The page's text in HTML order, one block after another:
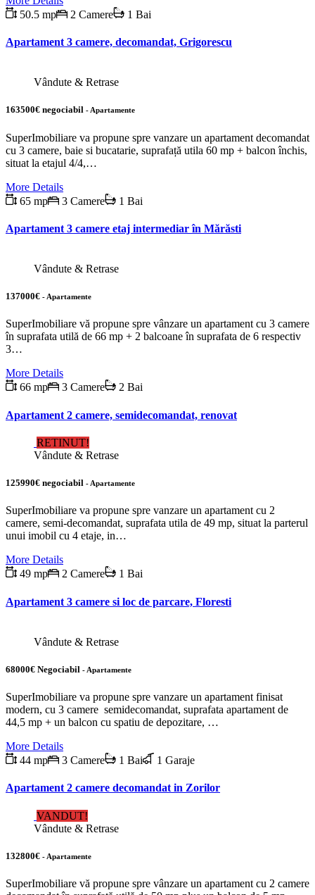
50.5 mp
2 Camere 1 Bai
Apartament 3 camere, decomandat, Grigorescu
Vândute & Retrase
163500€ negociabil - Apartamente
SuperImobiliare va propune spre vanzare un apartament decomandat
cu 3 camere, baie si bucatarie, suprafață utila 60 mp + balcon închis,
situat la etajul 4/4,…
More Details
65 mp
3 Camere 1 Bai
Apartament 3 camere etaj intermediar în Mărăsti
Vândute & Retrase
137000€ - Apartamente
SuperImobiliare vă propune spre vânzare un apartament cu 3 camere
în suprafata utilă de 66 mp + 2 balcoane în suprafata de 6 respectiv
3…
More Details
66 mp
3 Camere 2 Bai
Apartament 2 camere, semidecomandat, renovat
RETINUT!
Vândute & Retrase
125990€ negociabil - Apartamente
SuperImobiliare va propune spre vanzare un apartament cu 2
camere, semi-decomandat, suprafata utila de 49 mp, situat la parterul
unui imobil cu 4 etaje, in…
More Details
49 mp
2 Camere 1 Bai
Apartament 3 camere si loc de parcare, Floresti
Vândute & Retrase
68000€ Negociabil - Apartamente
SuperImobiliare va propune spre vanzare un apartament finisat
modern, cu 3 camere semidecomandat, suprafata apartament de
44,5 mp + un balcon cu spatiu de depozitare, …
More Details
44 mp
3 Camere 1 Bai 1 Garaje
Apartament 2 camere decomandat in Zorilor
VANDUT!
Vândute & Retrase
132800€ - Apartamente
SuperImobiliare vă propune spre vânzare un apartament cu 2 camere